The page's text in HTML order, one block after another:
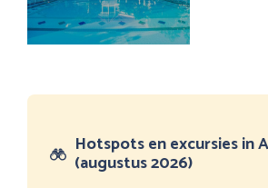
Hotspots en excursies in
(augustus 2026)